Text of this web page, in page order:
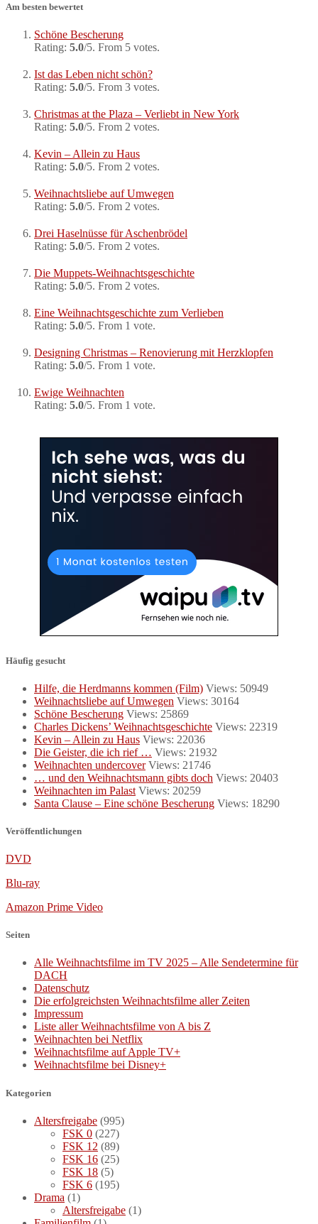
Am besten bewertet
Schöne Bescherung
Rating: 5.0/5. From 5 votes.
Ist das Leben nicht schön?
Rating: 5.0/5. From 3 votes.
Christmas at the Plaza – Verliebt in New York
Rating: 5.0/5. From 2 votes.
Kevin – Allein zu Haus
Rating: 5.0/5. From 2 votes.
Weihnachtsliebe auf Umwegen
Rating: 5.0/5. From 2 votes.
Drei Haselnüsse für Aschenbrödel
Rating: 5.0/5. From 2 votes.
Die Muppets-Weihnachtsgeschichte
Rating: 5.0/5. From 2 votes.
Eine Weihnachtsgeschichte zum Verlieben
Rating: 5.0/5. From 1 vote.
Designing Christmas – Renovierung mit Herzklopfen
Rating: 5.0/5. From 1 vote.
Ewige Weihnachten
Rating: 5.0/5. From 1 vote.
Häufig gesucht
Hilfe, die Herdmanns kommen (Film) Views: 50949
Weihnachtsliebe auf Umwegen Views: 30164
Schöne Bescherung Views: 25869
Charles Dickens’ Weihnachtsgeschichte Views: 22319
Kevin – Allein zu Haus Views: 22036
Die Geister, die ich rief … Views: 21932
Weihnachten undercover Views: 21746
… und den Weihnachtsmann gibts doch Views: 20403
Weihnachten im Palast Views: 20259
Santa Clause – Eine schöne Bescherung Views: 18290
Veröffentlichungen
DVD
Blu-ray
Amazon Prime Video
Seiten
Alle Weihnachtsfilme im TV 2025 – Alle Sendetermine für
DACH
Datenschutz
Die erfolgreichsten Weihnachtsfilme aller Zeiten
Impressum
Liste aller Weihnachtsfilme von A bis Z
Weihnachten bei Netflix
Weihnachtsfilme auf Apple TV+
Weihnachtsfilme bei Disney+
Kategorien
Altersfreigabe (995)
FSK 0 (227)
FSK 12 (89)
FSK 16 (25)
FSK 18 (5)
FSK 6 (195)
Drama (1)
Altersfreigabe (1)